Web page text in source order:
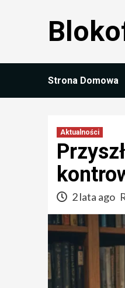
Strona Domowa
Aktualności
2 lata ago